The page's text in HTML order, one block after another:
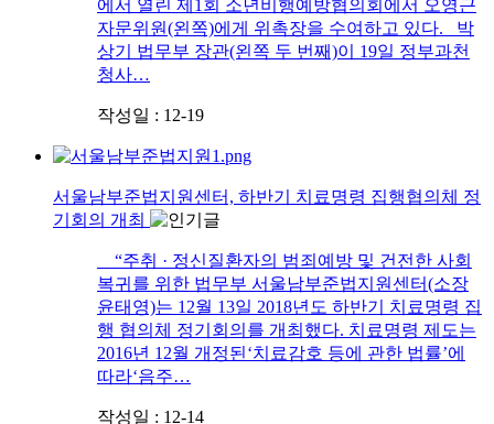
에서 열린 제1회 소년비행예방협의회에서 오영근
자문위원(왼쪽)에게 위촉장을 수여하고 있다. 박
상기 법무부 장관(왼쪽 두 번째)이 19일 정부과천
청사…
작성일 : 12-19
서울남부준법지원센터, 하반기 치료명령 집행협의체 정
기회의 개최
“주취 · 정신질환자의 범죄예방 및 건전한 사회
복귀를 위한 법무부 서울남부준법지원센터(소장
윤태영)는 12월 13일 2018년도 하반기 치료명령 집
행 협의체 정기회의를 개최했다. 치료명령 제도는
2016년 12월 개정된‘치료감호 등에 관한 법률’에
따라‘음주…
작성일 : 12-14